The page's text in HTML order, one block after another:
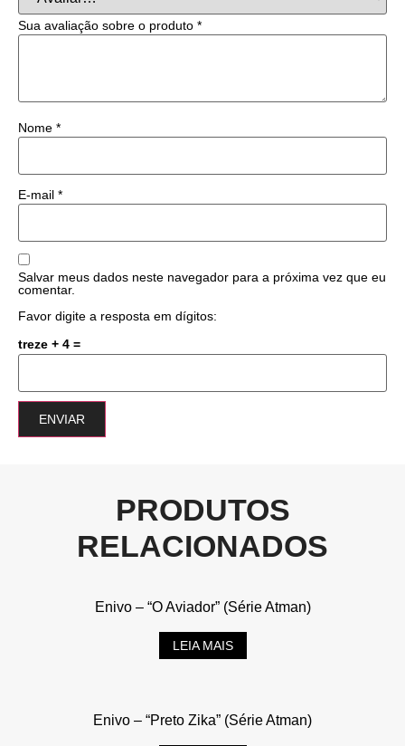
Sua avaliação sobre o produto *
Nome *
E-mail *
Salvar meus dados neste navegador para a próxima vez que eu
comentar.
Favor digite a resposta em dígitos:
treze + 4 =
PRODUTOS
RELACIONADOS
Enivo – “O Aviador” (Série Atman)
LEIA MAIS
Enivo – “Preto Zika” (Série Atman)